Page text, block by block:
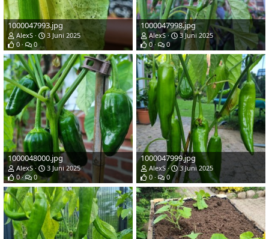
1000047993.jpg
AlexS
3 Juni 2025
0
0
1000047998.jpg
AlexS
3 Juni 2025
0
0
1000048000.jpg
AlexS
3 Juni 2025
0
0
1000047999.jpg
AlexS
3 Juni 2025
0
0